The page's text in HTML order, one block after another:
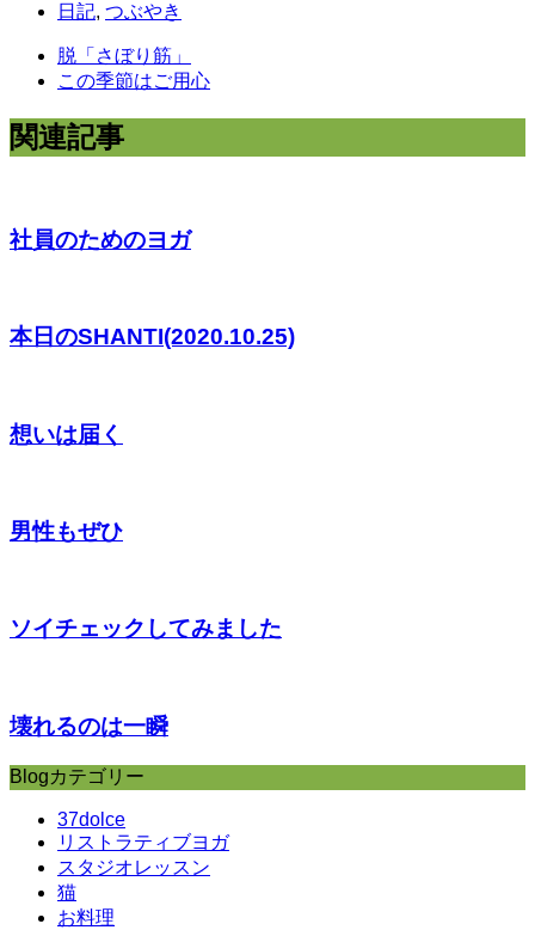
日記, つぶやき
脱「さぼり筋」
この季節はご用心
関連記事
社員のためのヨガ
本日のSHANTI(2020.10.25)
想いは届く
男性もぜひ
ソイチェックしてみました
壊れるのは一瞬
Blogカテゴリー
37dolce
リストラティブヨガ
スタジオレッスン
猫
お料理